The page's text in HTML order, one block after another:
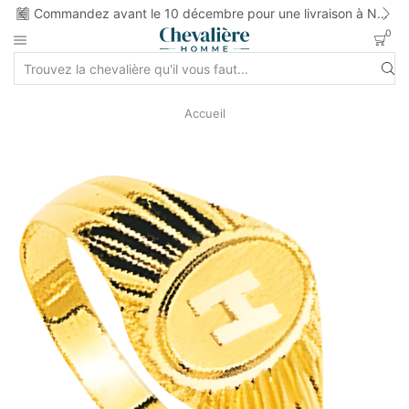
Commandez avant le 10 décembre pour une livraison à Noel
0
Accueil